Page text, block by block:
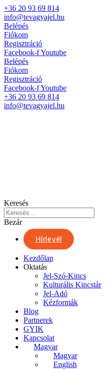
+36 20 93 69 814
info@tevagyajel.hu
Belépés
Fiókom
Regisztráció
Facebook-fYoutube
Belépés
Fiókom
Regisztráció
Facebook-fYoutube
+36 20 93 69 814
info@tevagyajel.hu
Keresés
Bezár
Hírlevél
Kezdőlap
Oktatás
Jel-Szó-Kincs
Kulturális Kincstár
Jel-Adó
Kézformák
Blog
Partnerek
GYIK
Kapcsolat
Magyar
Magyar
English